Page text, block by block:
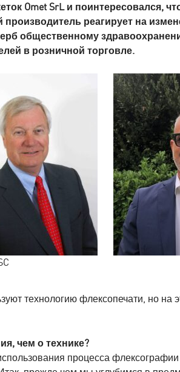
Omet SrL и поинтересовался,
реагирует на
общественному
в розничной торговле.
технологию флексопечати, но на
чем о технике?
процесса флексографии